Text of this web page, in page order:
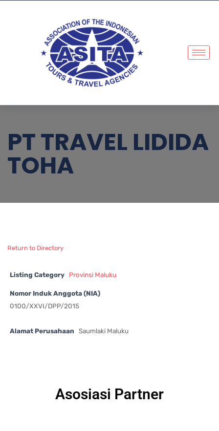
PT TRAVEL LIDIDA
TOHA
Return to Directory
Listing Category Provinsi Maluku
Nomor Induk Anggota (NIA)
0100/XXVI/DPP/2015
Alamat Perusahaan Saumlaki Maluku
Asosiasi Partner